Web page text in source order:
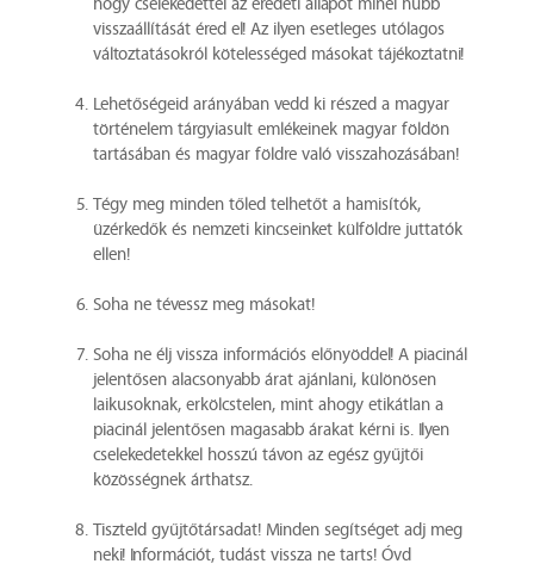
hogy cselekedettel az eredeti állapot minél hűbb
visszaállítását éred el! Az ilyen esetleges utólagos
változtatásokról kötelességed másokat tájékoztatni!
Lehetőségeid arányában vedd ki részed a magyar
történelem tárgyiasult emlékeinek magyar földön
tartásában és magyar földre való visszahozásában!
Tégy meg minden tőled telhetőt a hamisítók,
üzérkedők és nemzeti kincseinket külföldre juttatók
ellen!
Soha ne tévessz meg másokat!
Soha ne élj vissza információs előnyöddel! A piacinál
jelentősen alacsonyabb árat ajánlani, különösen
laikusoknak, erkölcstelen, mint ahogy etikátlan a
piacinál jelentősen magasabb árakat kérni is. Ilyen
cselekedetekkel hosszú távon az egész gyűjtői
közösségnek árthatsz.
Tiszteld gyűjtőtársadat! Minden segítséget adj meg
neki! Információt, tudást vissza ne tarts! Óvd